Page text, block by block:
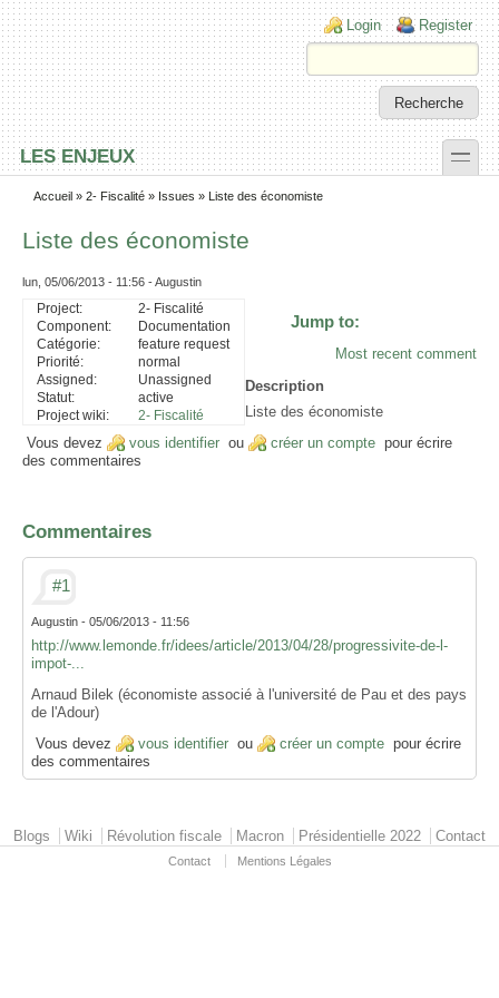
Skip to main content
Skip to search
Login links
Login Register
LES ENJEUX toggle
Secondary menu
Accueil » 2- Fiscalité » Issues » Liste des économiste
Liste des économiste
lun, 05/06/2013 - 11:56 - Augustin
Jump to:
Most recent comment
Project:
2- Fiscalité
Component:
Documentation
Catégorie:
feature request
Priorité:
normal
Assigned:
Unassigned
Statut:
active
Project wiki:
2- Fiscalité
Description
Liste des économiste
Vous devez
vous identifier ou créer un compte pour écrire
des commentaires
Commentaires
#1
Augustin- 05/06/2013 - 11:56
http://www.lemonde.fr/idees/article/2013/04/28/progressivite-de-l-
impot-...
Arnaud Bilek (économiste associé à l'université de Pau et des pays
de l'Adour)
Vous devez
vous identifier ou créer un compte pour écrire
des commentaires
Primary menu
Blogs Wiki Révolution fiscale Macron Présidentielle 2022 Contact
Contact Mentions Légales